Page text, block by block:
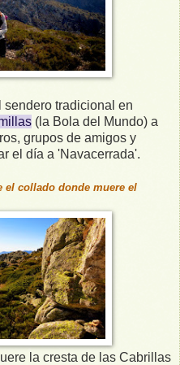
tradicional en
(la Bola del Mundo) a
grupos de amigos y
el día a 'Navacerrada'.
el collado donde muere el
la cresta de las Cabrillas